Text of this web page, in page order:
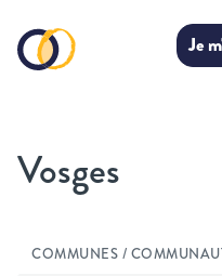
Je
Vosges
COMMUNES /